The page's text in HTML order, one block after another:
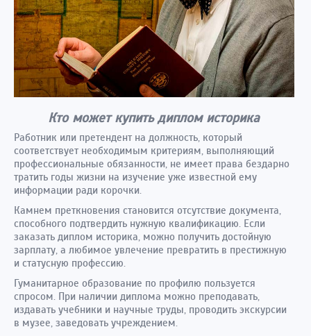
Кто может купить диплом историка
Работник или претендент на должность, который
соответствует необходимым критериям, выполняющий
профессиональные обязанности, не имеет права бездарно
тратить годы жизни на изучение уже известной ему
информации ради корочки.
Камнем преткновения становится отсутствие документа,
способного подтвердить нужную квалификацию. Если
заказать диплом историка, можно получить достойную
зарплату, а любимое увлечение превратить в престижную
и статусную профессию.
Гуманитарное образование по профилю пользуется
спросом. При наличии диплома можно преподавать,
издавать учебники и научные труды, проводить экскурсии
в музее, заведовать учреждением.